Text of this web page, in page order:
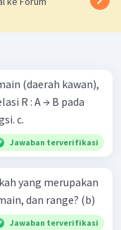
(daerah kawan),
R : A → B pada
gambar berikut yang merupakan fungsi. c.
Jawaban terverifikasi
yang merupakan
fungsi? Sebutkan pula domain, kodomain, dan range? (b)
Jawaban terverifikasi